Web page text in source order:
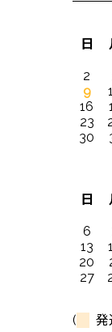
日
2
9
16
23
30
日
6
13
20
27
( 発